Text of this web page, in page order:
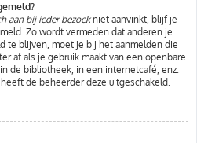
aan bij ieder bezoekniet aanvinkt, blijf je
Zo wordt vermeden dat anderen je
te blijven, moet je bij het aanmelden die
af als je gebruik maakt van een openbare
de bibliotheek, in een internetcafé, enz.
de beheerder deze uitgeschakeld.